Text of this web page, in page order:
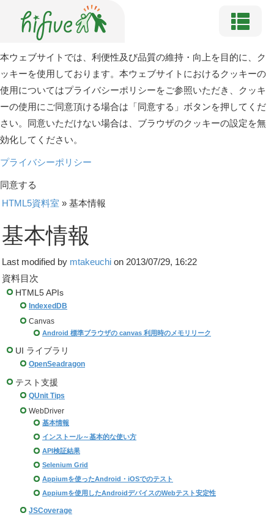
本ウェブサイトでは、利便性及び品質の維持・向上を目的に、ク
ッキーを使用しております。本ウェブサイトにおけるクッキーの
使用についてはプライバシーポリシーをご参照いただき、クッキ
ーの使用にご同意頂ける場合は「同意する」ボタンを押してくだ
さい。同意いただけない場合は、ブラウザのクッキーの設定を無
効化してください。
プライバシーポリシー
同意する
HTML5資料室 » 基本情報
基本情報
Last modified by mtakeuchi on 2013/07/29, 16:22
資料目次
HTML5 APIs
IndexedDB
Canvas
Android 標準ブラウザの canvas 利用時のメモリリーク
UI ライブラリ
OpenSeadragon
テスト支援
QUnit Tips
WebDriver
基本情報
インストール～基本的な使い方
API検証結果
Selenium Grid
Appiumを使ったAndroid・iOSでのテスト
Appiumを使用したAndroidデバイスのWebテスト安定性
JSCoverage